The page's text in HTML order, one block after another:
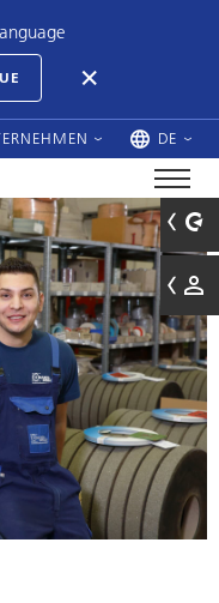
DE